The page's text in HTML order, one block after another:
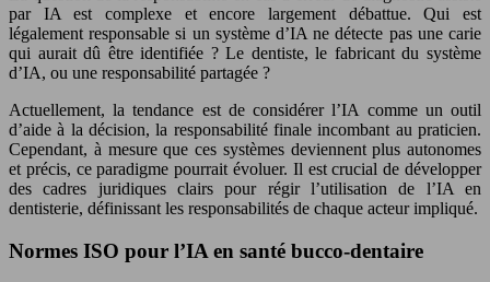
par IA est complexe et encore largement débattue. Qui est
légalement responsable si un système d’IA ne détecte pas une carie
qui aurait dû être identifiée ? Le dentiste, le fabricant du système
d’IA, ou une responsabilité partagée ?
Actuellement, la tendance est de considérer l’IA comme un outil
d’aide à la décision, la responsabilité finale incombant au praticien.
Cependant, à mesure que ces systèmes deviennent plus autonomes
et précis, ce paradigme pourrait évoluer. Il est crucial de développer
des cadres juridiques clairs pour régir l’utilisation de l’IA en
dentisterie, définissant les responsabilités de chaque acteur impliqué.
Normes ISO pour l’IA en santé bucco-dentaire